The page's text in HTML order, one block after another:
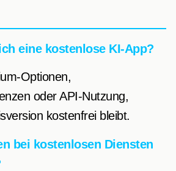
eine kostenlose KI-App?
Optionen,
oder API-Nutzung,
kostenfrei bleibt.
bei kostenlosen Diensten